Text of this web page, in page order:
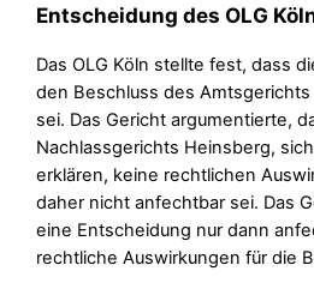
Entscheidung des OLG
Das OLG Köln stellte fest, dass
den Beschluss des
sei. Das Gericht argumentierte,
Nachlassgerichts Heinsberg,
erklären, keine rechtlichen
daher nicht anfechtbar sei. Das
eine Entscheidung nur dann
rechtliche Auswirkungen für die